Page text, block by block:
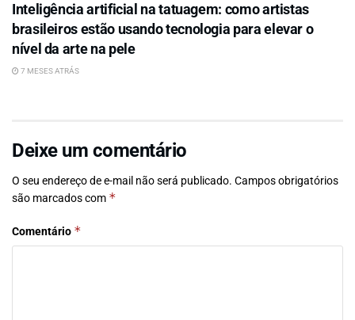
Inteligência artificial na tatuagem: como artistas
brasileiros estão usando tecnologia para elevar o
nível da arte na pele
7 MESES ATRÁS
Deixe um comentário
O seu endereço de e-mail não será publicado. Campos obrigatórios
são marcados com *
Comentário *